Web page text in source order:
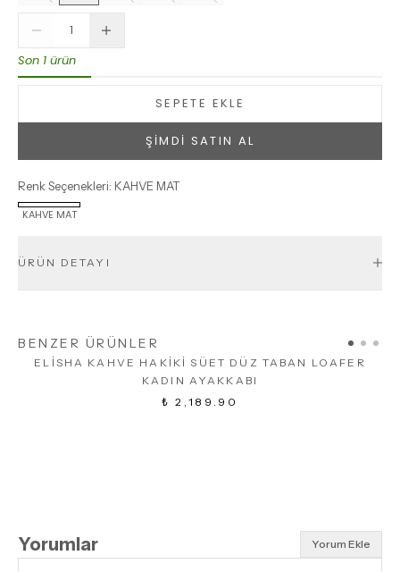
Son 1 ürün
SEPETE EKLE
ŞİMDİ SATIN AL
Renk Seçenekleri: KAHVE MAT
KAHVE MAT
ÜRÜN DETAYI
BENZER ÜRÜNLER
ELİSHA KAHVE HAKİKİ SÜET DÜZ TABAN LOAFER
KADIN AYAKKABI
₺ 2,189.90
Yorumlar Yorum Ekle